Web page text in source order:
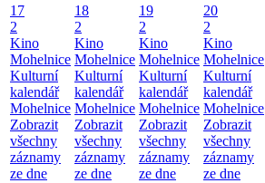
17
2
Kino
Mohelnice
Kulturní
kalendář
Mohelnice
Zobrazit
všechny
záznamy
ze dne
18
2
Kino
Mohelnice
Kulturní
kalendář
Mohelnice
Zobrazit
všechny
záznamy
ze dne
19
2
Kino
Mohelnice
Kulturní
kalendář
Mohelnice
Zobrazit
všechny
záznamy
ze dne
20
2
Kino
Mohelnice
Kulturní
kalendář
Mohelnice
Zobrazit
všechny
záznamy
ze dne